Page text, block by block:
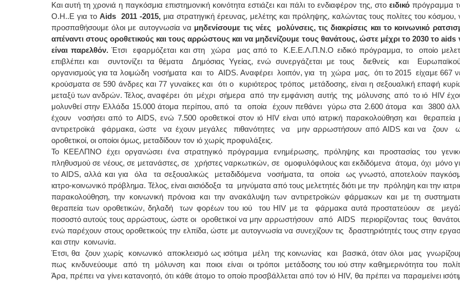
Και αυτή τη χρονιά η παγκόσμια επιστημονική κοινότητα εστιάζει και πάλι το ενδιαφέρον της, στο ειδικό πρόγραμμα
Ο.Η..Ε για το Aids 2011 -2015,μια στρατηγική έρευνας, μελέτης και πρόληψης, καλώντας τους πολίτες του κόσμου,
προσπαθήσουμε όλοι με αυτογνωσία να μηδενίσουμε τις νέες μολύνσεις, τις διακρίσεις και το κοινωνικό
απέναντι στους οροθετικούς και τους αρρώστους και να μηδενίζουμε τους θανάτους, ώστε μέχρι το 2030 τοaids
είναι παρελθόν. Έτσι εφαρμόζεται και στη χώρα μας από το Κ.Ε.Ε.Λ.Π.Ν.Ο ειδικό πρόγραμμα, το οποίο
επιβλέπει και συντονίζει τα θέματα Δημόσιας Υγείας, ενώ συνεργάζεται με τους διεθνείς και
οργανισμούς για τα λοιμώδη νοσήματα και το AIDS. Αναφέρει λοιπόν, για τη χώρα μας, ότι το 2015 είχαμε 667
κρούσματα σε 590 άνδρες και 77 γυναίκες και ότι ο κυριότερος τρόπος μετάδοσης, είναι η σεξουαλική επαφή
μεταξύ των ανδρών. Τέλος, αναφέρει ότι μέχρι σήμερα από την εμφάνιση αυτής της μόλυνσης από το ιό ΗΙV
μολυνθεί στην Ελλάδα 15.000 άτομα περίπου, από τα οποία έχουν πεθάνει γύρω στα 2.600 άτομα και 3800
έχουν νοσήσει από το AIDS, ενώ 7.500 οροθετικοί στον ιό HIV είναι υπό ιατρική παρακολούθηση και θεραπεία
αντιρετροϊκά φάρμακα, ώστε να έχουν μεγάλες πιθανότητες να μην αρρωστήσουν από AIDS και να ζουν
οροθετικοί, οι οποίοι όμως, μεταδίδουν τον ιό χωρίς προφυλάξεις.
Το ΚΕΕΛΠΝΟ έχει οργανώσει ένα στρατηγικό πρόγραμμα ενημέρωσης, πρόληψης και προστασίας του
πληθυσμού σε νέους, σε μετανάστες, σε χρήστες ναρκωτικών, σε ομοφυλόφιλους και εκδιδόμενα άτομα, όχι μόνο
το AIDS, αλλά και για όλα τα σεξουαλικώς μεταδιδόμενα νοσήματα, τα οποία ως γνωστό, αποτελούν
ιατρο-κοινωνικό πρόβλημα. Τέλος, είναι αισιόδοξα τα μηνύματα από τους μελετητές διότι με την πρόληψη και την
παρακολούθηση, την κοινωνική πρόνοια και την ανακάλυψη των αντιρετροϊκών φάρμακων και με τη
θεραπεία των οροθετικών, δηλαδή των φορέων του ιού του HIV με τα φάρμακα αυτά προστατεύουν σε
ποσοστό αυτούς τους αρρώστους, ώστε οι οροθετικοί να μην αρρωστήσουν από AIDS περιορίζοντας τους
ενώ παρέχουν στους οροθετικούς την ελπίδα, ώστε με αυτογνωσία να συνεχίζουν τις δραστηριότητές τους στην
και στην κοινωνία.
Έτσι, θα ζουν χωρίς κοινωνικό αποκλεισμό ως ισότιμα μέλη της κοινωνίας και βασικά, όταν όλοι μας
πως κινδυνεύουμε από τη μόλυνση και ποιοι είναι οι τρόποι μετάδοσης του ιού στην καθημερινότητα του
Άρα, πρέπει να γίνει κατανοητό, ότι κάθε άτομο το οποίο προσβάλλεται από τον ιό HIV, θα πρέπει να παραμείνει
Έλενα Μπούμπα
Στρατιωτικός Ιατρός
Διπλωματούχος Ευρ.Ακαδημίας
Πάρνηθας 95-97 Αχαρναί
2102467085 & 6938502258
email- elenboumpa@gmail.com